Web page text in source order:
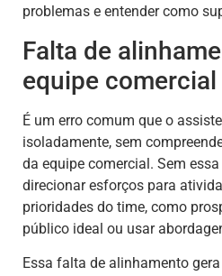
problemas e entender como
Falta de
equipe comercial
É um erro comum que o
isoladamente, sem
da equipe comercial. Sem
direcionar esforços para
prioridades do time, como
público ideal ou usar
Essa falta de alinhamento